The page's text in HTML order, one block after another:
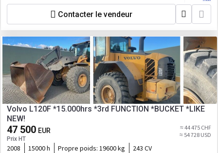
Contacter le vendeur
Volvo L120F *15.000hrs *3rd FUNCTION *BUCKET *LIKE
NEW!
47 500 EUR
Prix HT
≈ 44 475 CHF
≈ 54 728 USD
2008 15000 h Propre poids: 19600 kg
243 CV